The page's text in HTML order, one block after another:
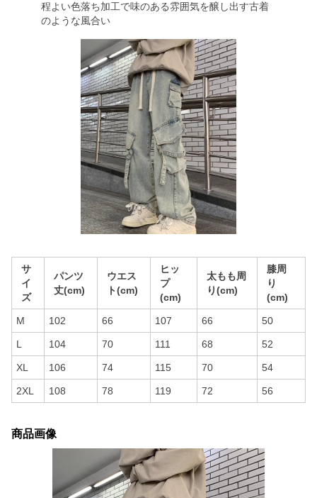
程よい色落ち加工で味のある雰囲気を醸し出す古着
のような風合い
サ
イ
ズ
パンツ
丈(cm)
ウエス
ト(cm)
ヒッ
プ
(cm)
太もも周
り(cm)
膝周
り
(cm)
M 102 66 107 66 50
L 104 70 111 68 52
XL 106 74 115 70 54
2XL 108 78 119 72 56
商品画像